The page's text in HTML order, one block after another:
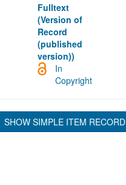
Fulltext
(Version of
Record
(published
version))
In
Copyright
SHOW SIMPLE ITEM RECORD